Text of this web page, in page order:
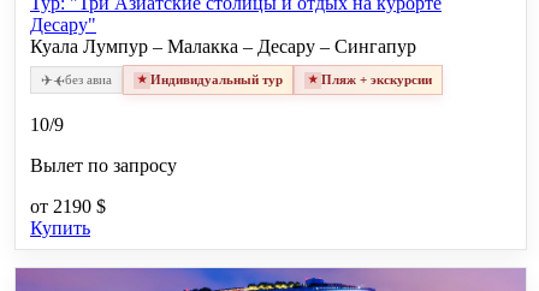
Десару"
Куала Лумпур – Малакка – Десару – Сингапур
✈✈без авиа Индивидуальный тур Пляж + экскурсии
10/9
Вылет по запросу
от 2190 $
Купить